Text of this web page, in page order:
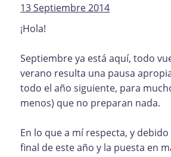
13 Septiembre 2014
¡Hola!
Septiembre ya está aquí, todo
verano resulta una pausa
todo el año siguiente, para
menos) que no preparan nada.
En lo que a mí respecta, y
final de este año y la puesta en